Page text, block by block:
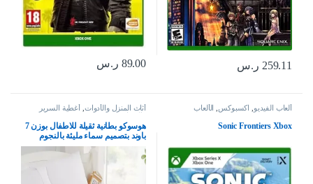
259.11 ر.س 89.00 ر.س
ألعاب الفيديو اكسبوكس الألعاب
Sonic Frontiers Xbox
أثاث المنزل والأدوات أغطية السرير
والوسائد
هوسوكو بطانية ثقيلة للاطفال بوزن 7
باوند بتصميم سماء مليئة بالنجوم
باللون الكحلي، بطانية ثقيلة للاطفال
الصغار، بطانية ثقيلة للاطفال الصغار
(41 × 60 انش، 7 باوند)